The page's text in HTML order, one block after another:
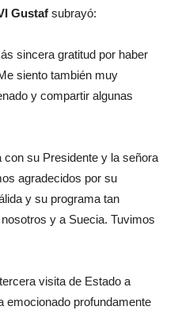
Gustaf subrayó:
sincera gratitud por haber
siento también muy
y compartir algunas
con su Presidente y la señora
agradecidos por su
y su programa tan
y a Suecia. Tuvimos
visita de Estado a
emocionado profundamente